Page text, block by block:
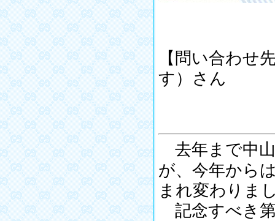
【問い合わせ
す）さん
去年まで中
が、今年から
まれ変わりま
記念すべき